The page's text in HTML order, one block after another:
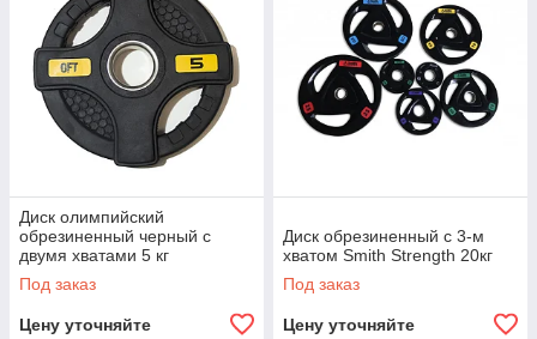
Диск олимпийский
обрезиненный черный с
двумя хватами 5 кг
Под заказ
Цену уточняйте
Диск обрезиненный c 3-м
хватом Smith Strength 20кг
Под заказ
Цену уточняйте